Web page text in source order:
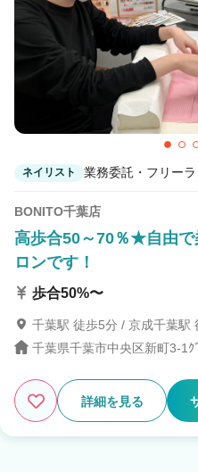
ELK KITAYAMA（エルク
北山(京都)駅 徒歩5分
Natural Hair JOY
池田(大阪)駅 徒歩3分
ネイリスト 業務委託・フリーラ
BONITO千葉店
高歩合50～70％★自由で
ロンです！
歩合50%〜
千葉駅 徒歩5分 / 京成千葉駅
千葉県千葉市中央区新町3-1ｸ
詳細を見る